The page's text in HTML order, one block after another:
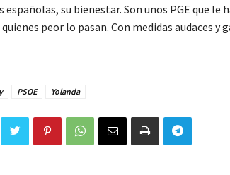
su bienestar. Son unos PGE que le
peor lo pasan. Con medidas audaces y
PSOE Yolanda